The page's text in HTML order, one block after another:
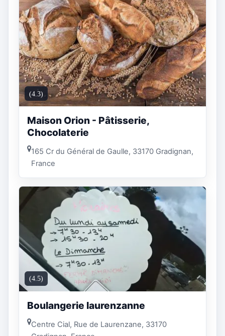
(4.3)
Maison Orion - Pâtisserie,
Chocolaterie
165 Cr du Général de Gaulle, 33170 Gradignan,
France
(4.5)
Boulangerie laurenzanne
Centre Cial, Rue de Laurenzane, 33170